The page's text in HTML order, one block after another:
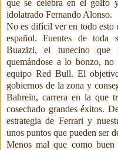
que se celebra en el golfo
idolatrado Fernando Alonso.
No es difícil ver en todo esto
español. Fuentes de toda
Buazizi, el tunecino que
quemándose a lo bonzo,
equipo Red Bull. El
gobiernos de la zona y
Bahrein, carrera en la que
cosechado grandes éxitos.
estrategia de Ferrari y
unos puntos que pueden ser
Menos mal que como buen